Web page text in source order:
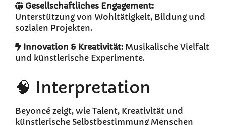
Gesellschaftliches Engagement:
Unterstützung von Wohltätigkeit, Bildung und
sozialen Projekten.
Innovation & Kreativität: Musikalische Vielfalt
und künstlerische Experimente.
🧠 Interpretation
Beyoncé zeigt, wie Talent, Kreativität und
künstlerische Selbstbestimmung Menschen